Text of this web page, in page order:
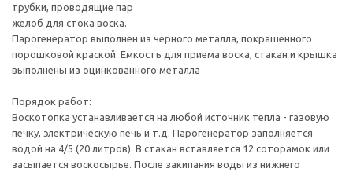
трубки, проводящие пар
желоб для стока воска.
Парогенератор выполнен из черного металла, покрашенного
порошковой краской. Емкость для приема воска, стакан и крышка
выполнены из оцинкованного металла
Порядок работ:
Воскотопка устанавливается на любой источник тепла - газовую
печку, электрическую печь и т.д. Парогенератор заполняется
водой на 4/5 (20 литров). В стакан вставляется 12 соторамок или
засыпается воскосырье. После закипания воды из нижнего